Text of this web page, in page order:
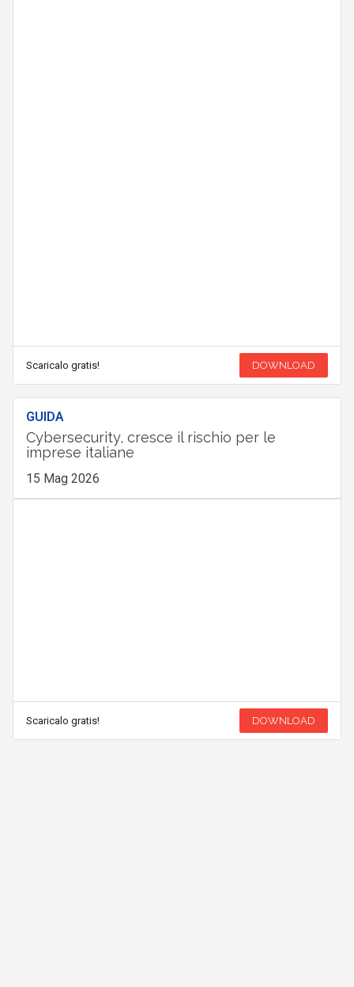
Scaricalo gratis! DOWNLOAD
GUIDA
Cybersecurity, cresce il rischio per le
imprese italiane
15 Mag 2026
Scaricalo gratis! DOWNLOAD